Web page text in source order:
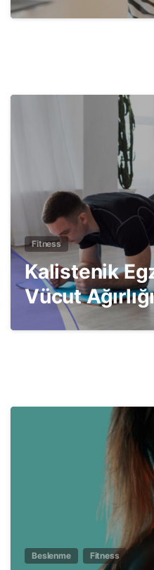
Fitness
Kalistenik
Vücut
Beslenme Fitness